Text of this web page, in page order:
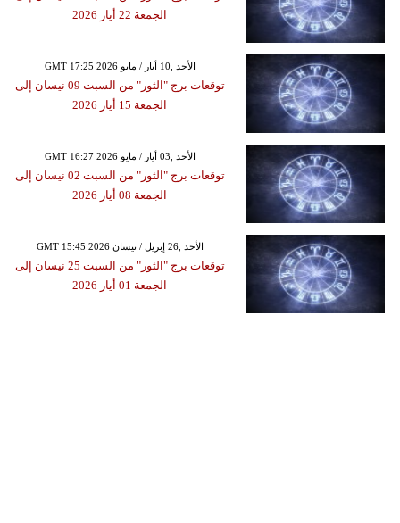
الجمعة 22 أيار 2026
GMT 17:25 2026 الأحد ,10 أيار / مايو
توقعات برج "الثور" من السبت 09 نيسان إلى
الجمعة 15 أيار 2026
GMT 16:27 2026 الأحد ,03 أيار / مايو
توقعات برج "الثور" من السبت 02 نيسان إلى
الجمعة 08 أيار 2026
GMT 15:45 2026 الأحد ,26 إبريل / نيسان
توقعات برج "الثور" من السبت 25 نيسان إلى
الجمعة 01 أيار 2026